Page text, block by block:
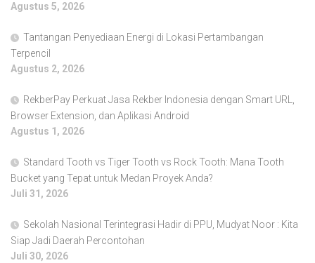
Agustus 5, 2026
Tantangan Penyediaan Energi di Lokasi Pertambangan
Terpencil
Agustus 2, 2026
RekberPay Perkuat Jasa Rekber Indonesia dengan Smart URL,
Browser Extension, dan Aplikasi Android
Agustus 1, 2026
Standard Tooth vs Tiger Tooth vs Rock Tooth: Mana Tooth
Bucket yang Tepat untuk Medan Proyek Anda?
Juli 31, 2026
Sekolah Nasional Terintegrasi Hadir di PPU, Mudyat Noor : Kita
Siap Jadi Daerah Percontohan
Juli 30, 2026